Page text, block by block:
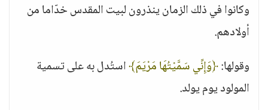
وكانوا في ذلك الزمان ينذرون لبيت المقدس خدّاما من
أولادهم.
وقولها:﴿وَإِنِّي سَمَّيْتُهَا مَرْيَمَ﴾استُدل به على تسمية
المولود يوم يولد.